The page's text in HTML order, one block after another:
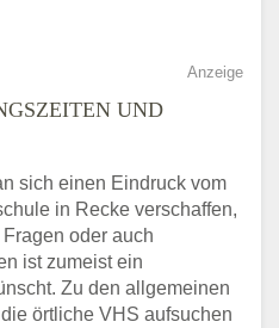
Anzeige
UND
sich einen Eindruck vom
in Recke verschaffen,
oder auch
ist zumeist ein
Zu den allgemeinen
örtliche VHS aufsuchen